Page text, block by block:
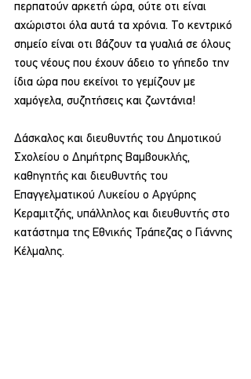
περπατούν αρκετή ώρα, ούτε οτι είναι
αχώριστοι όλα αυτά τα χρόνια. Το κεντρικό
σημείο είναι οτι βάζουν τα γυαλιά σε όλους
τους νέους που έχουν άδειο το γήπεδο την
ίδια ώρα που εκείνοι το γεμίζουν με
χαμόγελα, συζητήσεις και ζωντάνια!
Δάσκαλος και διευθυντής του Δημοτικού
Σχολείου ο Δημήτρης Βαμβουκλής,
καθηγητής και διευθυντής του
Επαγγελματικού Λυκείου ο Αργύρης
Κεραμιτζής, υπάλληλος και διευθυντής στο
κατάστημα της Εθνικής Τράπεζας ο Γιάννης
Κέλμαλης.